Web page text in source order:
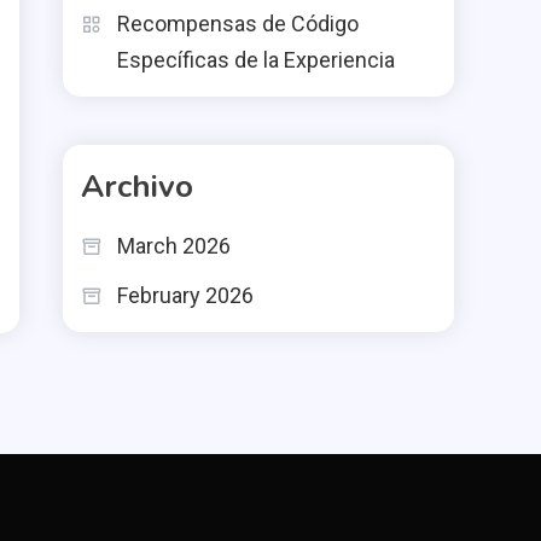
Recompensas de Código
Específicas de la Experiencia
Archivo
March 2026
February 2026